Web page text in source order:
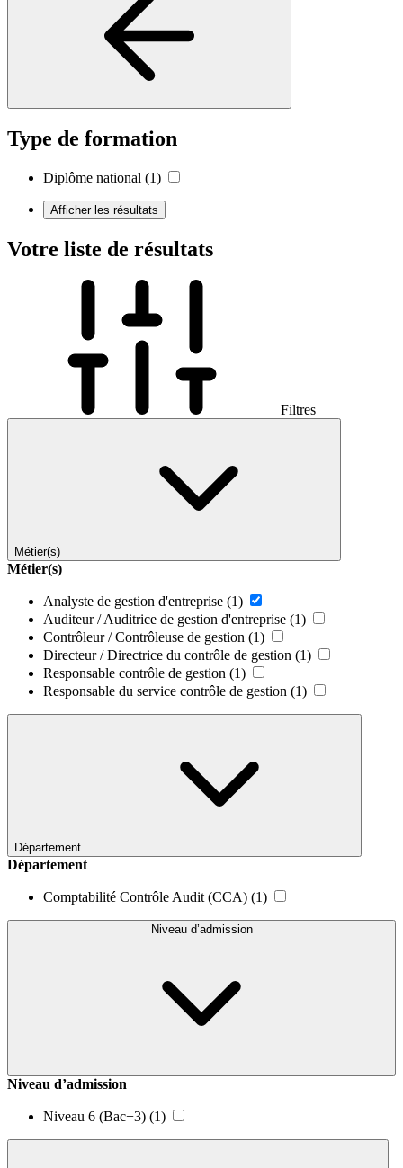
Type de formation
Diplôme national (1)
Afficher les résultats
Votre liste de résultats
Filtres
Métier(s)
Métier(s)
Analyste de gestion d'entreprise (1)
Auditeur / Auditrice de gestion d'entreprise (1)
Contrôleur / Contrôleuse de gestion (1)
Directeur / Directrice du contrôle de gestion (1)
Responsable contrôle de gestion (1)
Responsable du service contrôle de gestion (1)
Département
Département
Comptabilité Contrôle Audit (CCA) (1)
Niveau d’admission
Niveau d’admission
Niveau 6 (Bac+3) (1)